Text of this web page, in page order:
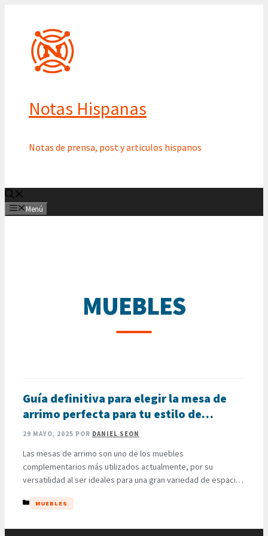
contenido
Notas Hispanas
Notas de prensa, post y articulos hispanos
Menú
MUEBLES
Guía definitiva para elegir la mesa de
arrimo perfecta para tu estilo de
decoración
29 MAYO, 2025 POR DANIEL SEON
Las mesas de arrimo son uno de los muebles
complementarios más utilizados actualmente, por su
versatilidad al ser ideales para una gran variedad de espacios
como también por su funcionalidad al proporcionar una
objetos y decoraciones. Es importante mencionar …
CATEGORÍAS
MUEBLES